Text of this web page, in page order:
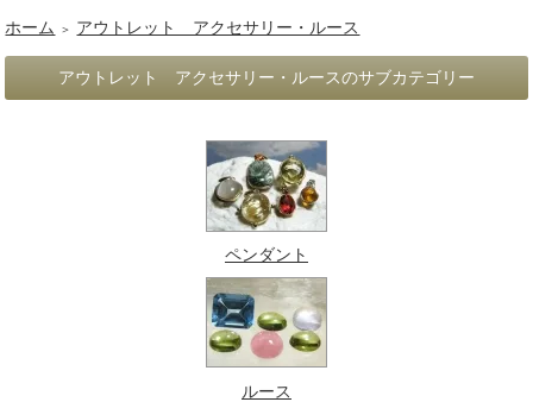
ホーム ＞ アウトレット アクセサリー・ルース
アウトレット アクセサリー・ルースのサブカテゴリー
ペンダント
ルース